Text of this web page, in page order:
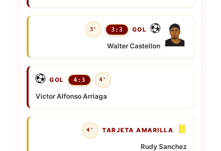
3' 3:3 GOL
Walter Castellon
GOL 4:3 4'
Victor Alfonso Arriaga
4' TARJETA AMARILLA
Rudy Sanchez